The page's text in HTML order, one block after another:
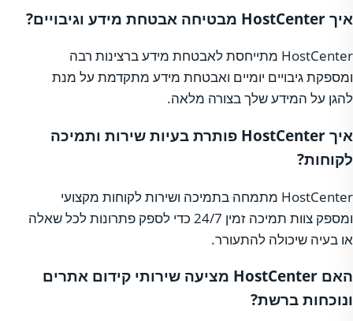
איך HostCenter מבטיחה אבטחת מידע וגיבויים?
HostCenter מתייחסת לאבטחת מידע ברצינות רבה
ומספקת גיבויים יומיים ואבטחת מידע מתקדמת על מנת
להגן על המידע שלך בצורה מלאה.
איך HostCenter פותרת בעיות שירות ותמיכה
לקוחות?
HostCenter מתמחה בתמיכה ושירות לקוחות מקצועי
ומספק צוות תמיכה זמין 24/7 כדי לספק פתרונות לכל שאלה
או בעיה שיכולה להתעורר.
האם HostCenter מציעה שירותי קידום אתרים
ונוכחות ברשת?